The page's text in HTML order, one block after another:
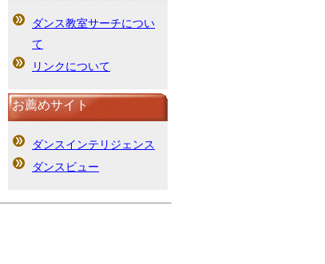
ダンス教室サーチについ
て
リンクについて
お薦めサイト
ダンスインテリジェンス
ダンスビュー